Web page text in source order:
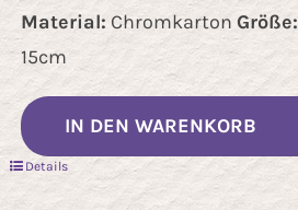
Material: Chromkarton Größe:
15cm
IN DEN WARENKORB
Details